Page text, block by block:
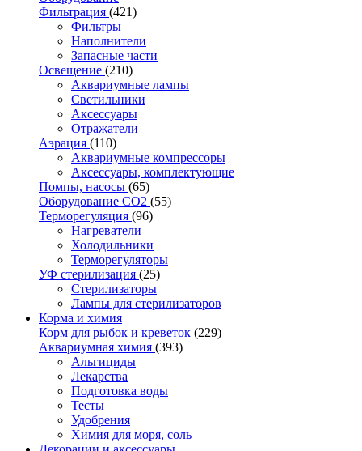
Фильтрация (421)
Фильтры
Наполнители
Запасные части
Освещение (210)
Аквариумные лампы
Светильники
Аксессуары
Отражатели
Аэрация (110)
Аквариумные компрессоры
Аксессуары, комплектующие
Помпы, насосы (65)
Оборудование CO2 (55)
Терморегуляция (96)
Нагреватели
Холодильники
Терморегуляторы
УФ стерилизация (25)
Стерилизаторы
Лампы для стерилизаторов
Корма и химия
Корм для рыбок и креветок (229)
Аквариумная химия (393)
Альгициды
Лекарства
Подготовка воды
Тесты
Удобрения
Химия для моря, соль